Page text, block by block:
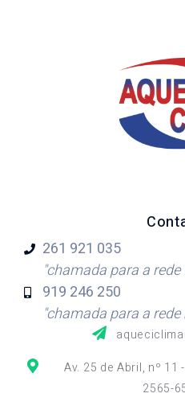
261 921 035
"chamada para a
919 246 250
"chamada para a
Av. 25 de Abril, nº 11
2565-